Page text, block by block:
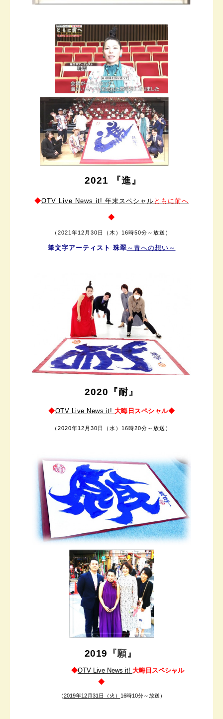
2021 『進』
◆OTV Live News it! 年末スペシャル ともに前へ
◆
（2021年12月30日（木） 16時50分～放送）
筆文字アーティスト 珠翠 ～青への想い～
2020『耐』
◆OTV Live News it! 大晦日スペシャル◆
（2020年12月30日（水）16時20分～放送）
2019 『願』
◆OTV Live News it! 大晦日スペシャル
◆
（2019年12月31日（火） 16時10分～放送）